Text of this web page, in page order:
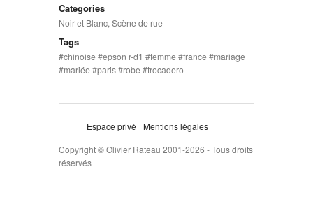
Categories
Noir et Blanc, Scène de rue
Tags
chinoise epson r-d1 femme france
mariage
mariée paris robe trocadero
Espace privé
Mentions légales
Copyright © Olivier Rateau 2001-2026 - Tous droits
réservés